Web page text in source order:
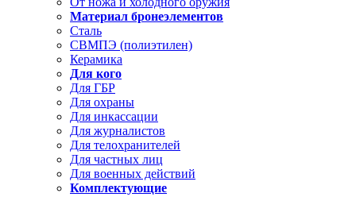
Материал бронеэлементов
Сталь
СВМПЭ (полиэтилен)
Керамика
Для кого
Для ГБР
Для охраны
Для инкассации
Для журналистов
Для телохранителей
Для частных лиц
Для военных действий
Комплектующие